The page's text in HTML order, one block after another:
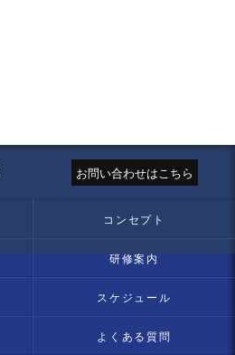
お問い合わせはこちら
コンセプト
研修案内
スケジュール
よくある質問